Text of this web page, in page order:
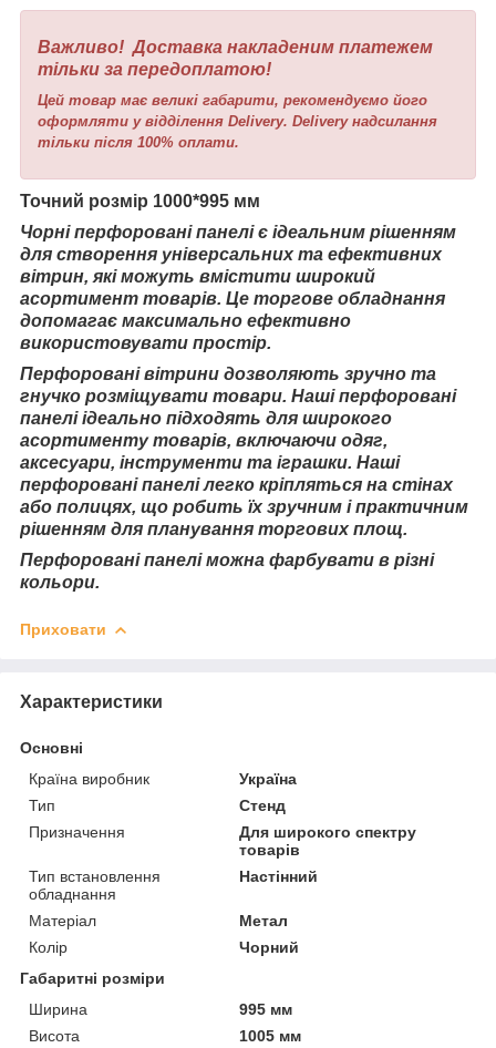
Важливо! Доставка накладеним платежем
тільки за передоплатою!
Цей товар має великі габарити, рекомендуємо його
оформляти у відділення Delivery. Delivery надсилання
тільки після 100% оплати.
Точний розмір 1000*995 мм
Чорні перфоровані панелі є ідеальним рішенням
для створення універсальних та ефективних
вітрин, які можуть вмістити широкий
асортимент товарів. Це торгове обладнання
допомагає максимально ефективно
використовувати простір.
Перфоровані вітрини дозволяють зручно та
гнучко розміщувати товари. Наші перфоровані
панелі ідеально підходять для широкого
асортименту товарів, включаючи одяг,
аксесуари, інструменти та іграшки. Наші
перфоровані панелі легко кріпляться на стінах
або полицях, що робить їх зручним і практичним
рішенням для планування торгових площ.
Перфоровані панелі можна фарбувати в різні
кольори.
Приховати
Характеристики
Основні
Країна виробник
Україна
Тип
Стенд
Призначення
Для широкого спектру
товарів
Тип встановлення
обладнання
Настінний
Матеріал
Метал
Колір
Чорний
Габаритні розміри
Ширина
995 мм
Висота
1005 мм